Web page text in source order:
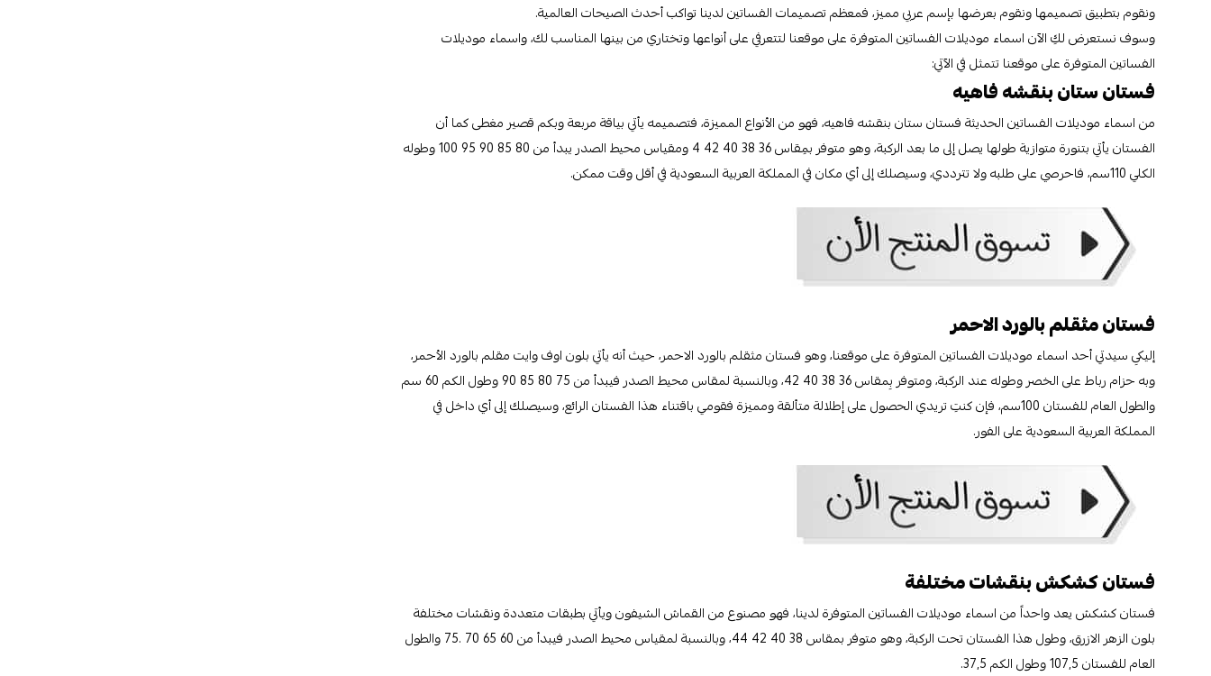
ونقوم بتطبيق تصميمها ونقوم بعرضها بإسم عربي مميز، فمعظم تصميمات الفساتين لدينا تواكب أحدث الصيحات العالمية.
وسوف نستعرض لكِ الآن اسماء موديلات الفساتين المتوفرة على موقعنا لتتعرفي على أنواعها وتختاري من بينها المناسب لك، واسماء موديلات
الفساتين المتوفرة على موقعنا تتمثل في الآتي:
فستان ستان بنقشه فاهيه
من اسماء موديلات الفساتين الحديثة فستان ستان بنقشه فاهيه، فهو من الأنواع المميزة، فتصميمه يأتي بياقة مربعة وبكم قصير مغطى كما أن
الفستان يأتي بتنورة متوازية طولها يصل إلى ما بعد الركبة، وهو متوفر بمِقاس 36 38 40 42 4 ومقياس محيط الصدر يبدأ من 80 85 90 95 100 وطوله
الكلي 110سم، فاحرصي على طلبه ولا تترددي، وسيصلك إلى أي مكان في المملكة العربية السعودية في أقل وقت ممكن.
فستان مثقلم بالورد الاحمر
إليكىِ سيدتي أحد اسماء موديلات الفساتين المتوفرة على موقعنا، وهو فستان مثقلم بالورد الاحمر، حيث أنه يأتي بلون اوف وايت مقلم بالورد الأحمر،
وبه حزام رباط على الخصر وطوله عند الركبة، ومتوفر بِمقاس 36 38 40 42، وبالنسبة لمقاس محيط الصدر فيبدأ من 75 80 85 90 وطول الكم 60 سم
والطول العام للفستان 100سم، فإن كنتِ تريدي الحصول على إطلالة متألقة ومميزة فقومي باقتناء هذا الفستان الرائع، وسيصلك إلى أي داخل في
المملكة العربية السعودية على الفور.
فستان كشكش بنقشات مختلفة
فستان كشكش يعد واحداً من اسماء موديلات الفساتين المتوفرة لدينا، فهو مصنوع من القماش الشيفون ويأتي بطبقات متعددة ونقشات مختلفة
بلون الزهر الازرق، وطول هذا الفستان تحت الركبة، وهو متوفر بمقاس 38 40 42 44، وبالنسبة لمقياس محيط الصدر فيبدأ من 60 65 70 .75 والطول
العام للفستان 107٫5 وطول الكم 37٫5.